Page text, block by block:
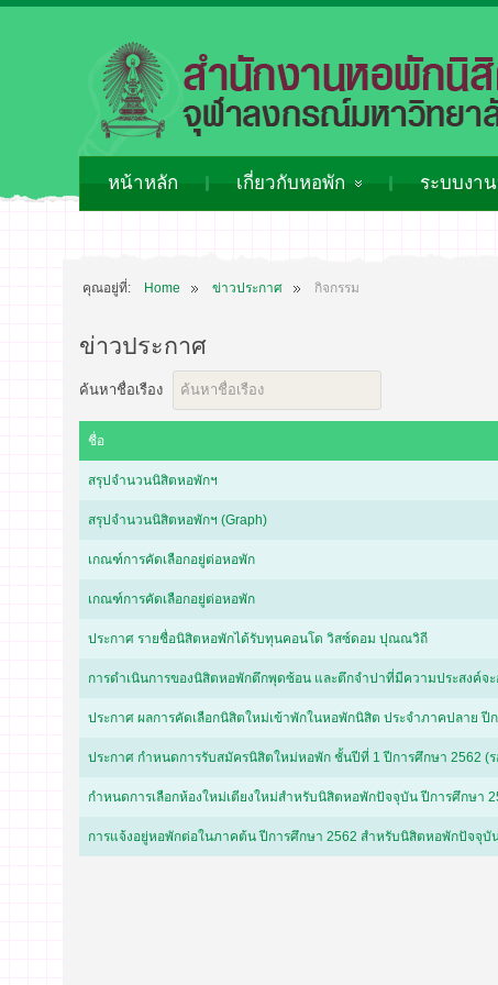
หน้าหลัก เกี่ยวกับหอพัก ระบบงา
คุณอยู่ที่: Home ข่าวประกาศ กิจกรรม
ข่าวประกาศ
ค้นหาชื่อเรือง
ชื่อ
สรุปจำนวนนิสิตหอพักฯ
สรุปจำนวนนิสิตหอพักฯ (Graph)
เกณฑ์การคัดเลือกอยู่ต่อหอพัก
เกณฑ์การคัดเลือกอยู่ต่อหอพัก
ประกาศ รายชื่อนิสิตหอพักได้รับทุนคอนโด วิสซ์ดอม ปุณณวิถี
การดำเนินการของนิสิตหอพักตึกพุดซ้อน และตึกจำปาที่มีความประสงค์
ประกาศ ผลการคัดเลือกนิสิตใหม่เข้าพักในหอพักนิสิต ประจำภาคปลาย ปี
ประกาศ กำหนดการรับสมัครนิสิตใหม่หอพัก ชั้นปีที่ 1 ปีการศึกษา 2562 (
กำหนดการเลือกห้องใหม่เตียงใหม่สำหรับนิสิตหอพักปัจจุบัน ปีการศึกษา
การแจ้งอยู่หอพักต่อในภาคต้น ปีการศึกษา 2562 สำหรับนิสิตหอพักปัจจุบั